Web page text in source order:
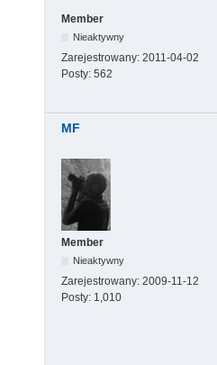
Member
Nieaktywny
Zarejestrowany: 2011-04-02
Posty: 562
MF
Member
Nieaktywny
Zarejestrowany: 2009-11-12
Posty: 1,010